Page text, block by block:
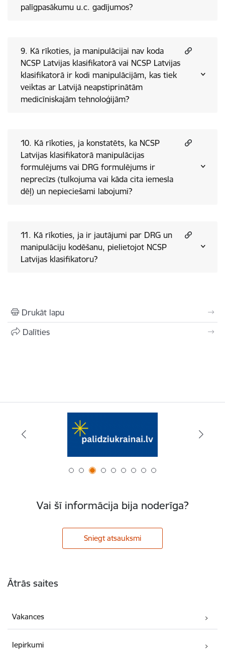
palīgpasākumu u.c. gadījumos?
9. Kā rīkoties, ja manipulācijai nav koda
NCSP Latvijas klasifikatorā vai NCSP Latvijas
klasifikatorā ir kodi manipulācijām, kas tiek
veiktas ar Latvijā neapstiprinātām
medicīniskajām tehnoloģijām?
10. Kā rīkoties, ja konstatēts, ka NCSP
Latvijas klasifikatorā manipulācijas
formulējums vai DRG formulējums ir
neprecīzs (tulkojuma vai kāda cita iemesla
dēļ) un nepieciešami labojumi?
11. Kā rīkoties, ja ir jautājumi par DRG un
manipulāciju kodēšanu, pielietojot NCSP
Latvijas klasifikatoru?
Drukāt lapu
Dalīties
Vai šī informācija bija noderīga?
Sniegt atsauksmi
Ātrās saites
Vakances
Iepirkumi